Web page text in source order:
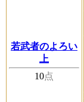
若武者のよろい
上
10点